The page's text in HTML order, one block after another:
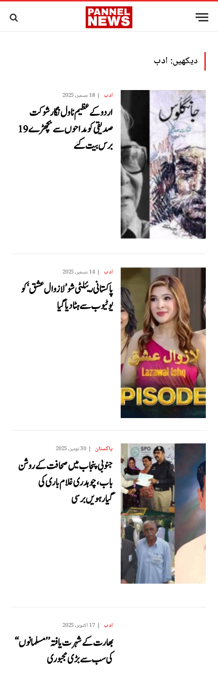
دیکھیں: ادب
ادب 18 دسمبر, 2025
اردو کے عظیم ناول نگار شوکت
صدیقی کو مداحوں سے بچھڑے 19
برس بیت گئے
ادب 14 دسمبر, 2025
پاکستانی ریئلٹی شو ’لازوال عشق‘ کو
یوٹیوب سے ہٹا دیا گیا
پاکستان 30 نومبر, 2025
جنوبی پنجاب میں صحافت کے روشن
باب، چوہدری غلام باری کی
گیارہویں برسی
ادب 17 اکتوبر, 2025
بھارت کے شہرت یافتہ ’’مسلمانوں‘‘
کی سب سے بڑی مجبوری